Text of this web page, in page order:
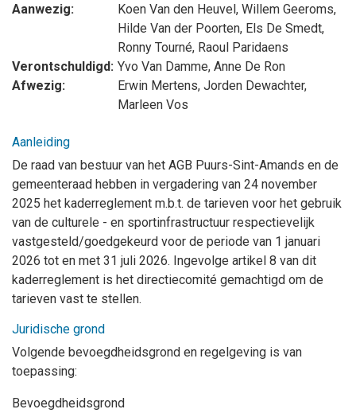
Aanwezig: Koen Van den Heuvel, Willem Geeroms,
Hilde Van der Poorten, Els De Smedt,
Ronny Tourné, Raoul Paridaens
Verontschuldigd: Yvo Van Damme, Anne De Ron
Afwezig:
Erwin Mertens, Jorden Dewachter,
Marleen Vos
Aanleiding
De raad van bestuur van het AGB Puurs-Sint-Amands en de
gemeenteraad hebben in vergadering van 24 november
2025 het kaderreglement m.b.t. de tarieven voor het gebruik
van de culturele - en sportinfrastructuur respectievelijk
vastgesteld/goedgekeurd voor de periode van 1 januari
2026 tot en met 31 juli 2026. Ingevolge artikel 8 van dit
kaderreglement is het directiecomité gemachtigd om de
tarieven vast te stellen.
Juridische grond
Volgende bevoegdheidsgrond en regelgeving is van
toepassing:
Bevoegdheidsgrond